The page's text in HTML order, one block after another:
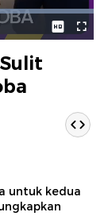
untuk kedua